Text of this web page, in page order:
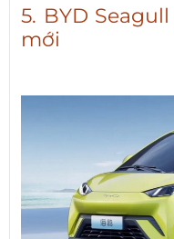
5. BYD
mới